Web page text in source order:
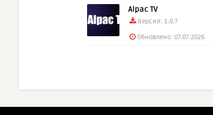
Alpac TV
Версия: 1.0.7
Обновлено: 07.07.2026